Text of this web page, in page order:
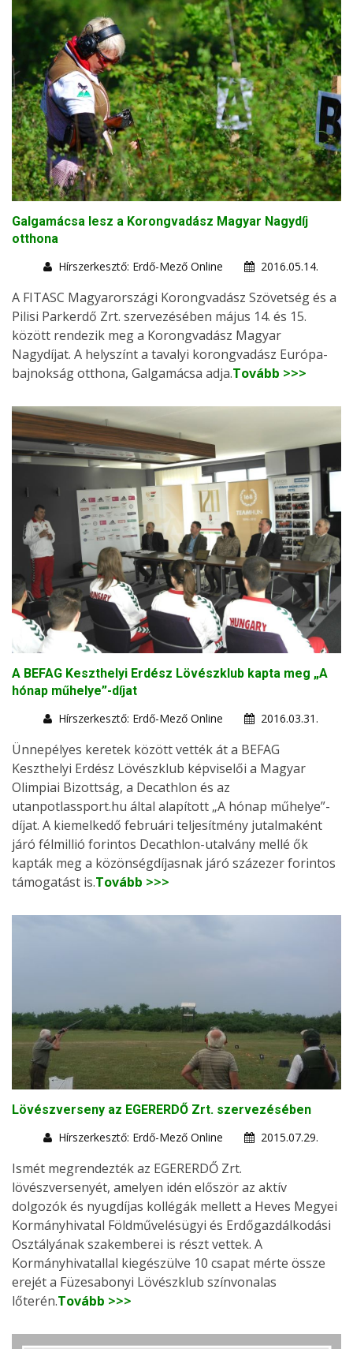
Galgamácsa lesz a Korongvadász Magyar Nagydíj
otthona
Hírszerkesztő: Erdő-Mező Online
2016.05.14.
A FITASC Magyarországi Korongvadász Szövetség és a
Pilisi Parkerdő Zrt. szervezésében május 14. és 15.
között rendezik meg a Korongvadász Magyar
Nagydíjat. A helyszínt a tavalyi korongvadász Európa-
bajnokság otthona, Galgamácsa adja.Tovább >>>
A BEFAG Keszthelyi Erdész Lövészklub kapta meg „A
hónap műhelye”-díjat
Hírszerkesztő: Erdő-Mező Online
2016.03.31.
Ünnepélyes keretek között vették át a BEFAG
Keszthelyi Erdész Lövészklub képviselői a Magyar
Olimpiai Bizottság, a Decathlon és az
utanpotlassport.hu által alapított „A hónap műhelye”-
díjat. A kiemelkedő februári teljesítmény jutalmaként
járó félmillió forintos Decathlon-utalvány mellé ők
kapták meg a közönségdíjasnak járó százezer forintos
támogatást is.Tovább >>>
Lövészverseny az EGERERDŐ Zrt. szervezésében
Hírszerkesztő: Erdő-Mező Online
2015.07.29.
Ismét megrendezték az EGERERDŐ Zrt.
lövészversenyét, amelyen idén először az aktív
dolgozók és nyugdíjas kollégák mellett a Heves Megyei
Kormányhivatal Földművelésügyi és Erdőgazdálkodási
Osztályának szakemberei is részt vettek. A
Kormányhivatallal kiegészülve 10 csapat mérte össze
erejét a Füzesabonyi Lövészklub színvonalas
lőterén.Tovább >>>